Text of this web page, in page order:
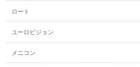
ロート
ユーロビジョン
メニコン